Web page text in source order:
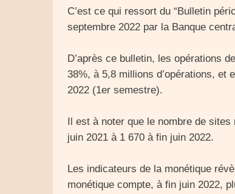
C’est ce qui ressort du “Bulletin
septembre 2022 par la Banque
D’après ce bulletin, les opérations
38%, à 5,8 millions d’opérations, et
2022 (1er semestre).
Il est à noter que le nombre de
juin 2021 à 1 670 à fin juin 2022.
Les indicateurs de la monétique
monétique compte, à fin juin 2022,